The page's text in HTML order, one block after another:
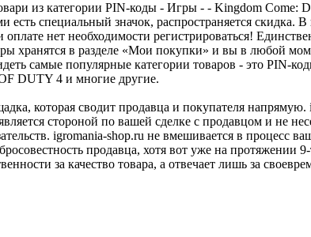
из категории PIN-коды - Игры - - Kingdom Come:
специальный значок, распространяется скидка.
нет необходимости регистрироваться!
хранятся в разделе «Мои покупки» и вы в любой
самые популярные категории товаров - это PIN-
DUTY 4 и многие другие.
которая сводит продавца и покупателя
стороной по вашей сделке с продавцом и не
igromania-shop.ru не вмешивается в процесс
продавца, хотя вот уже на
за качество товара, а отвечает лишь за